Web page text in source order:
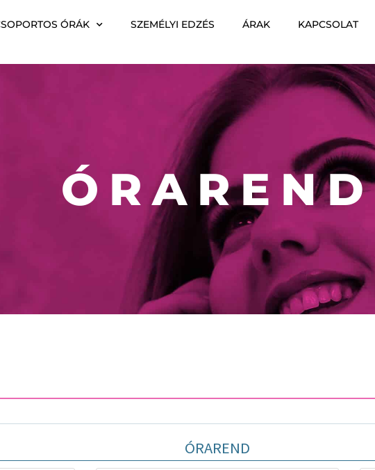
ÓRÁK SZEMÉLYI EDZÉS ÁRAK KAPCSOLAT
ÓRAREND